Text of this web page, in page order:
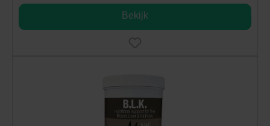
Bekijk